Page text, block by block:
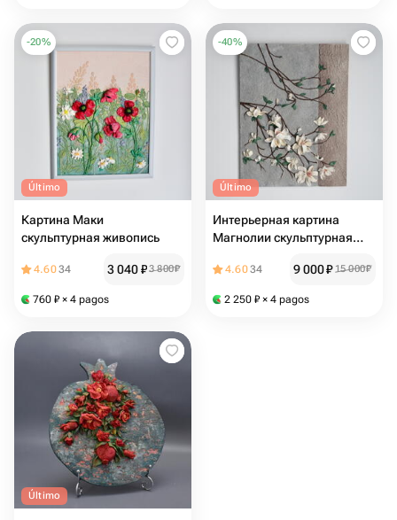
-20%
Último
Картина Маки
скульптурная живопись
4.6034 3 040₽3 800₽
760 ₽ × 4 pagos
-40%
Último
Интерьерная картина
Магнолии скульптурная
4.6034 9 000₽ 15 000₽
2 250 ₽ × 4 pagos
Último